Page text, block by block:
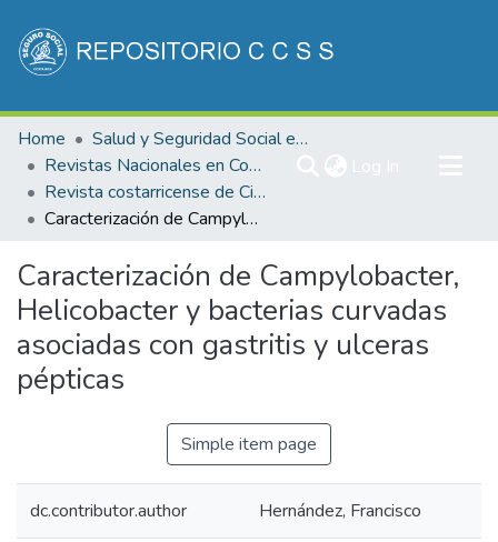
Communities & Collections
All of DSpace
Statistics
Home
Salud y Seguridad Social en Costa Rica
Revistas Nacionales en Costa Rica
Revista costarricense de Ciencias Médicas
Caracterización de Campylobacter, Helicobacter y bacterias curvadas asociadas con gastritis y ulceras pépticas
Caracterización de Campylobacter,
Helicobacter y bacterias curvadas
asociadas con gastritis y ulceras
pépticas
Simple item page
dc.contributor.author Hernández, Francisco